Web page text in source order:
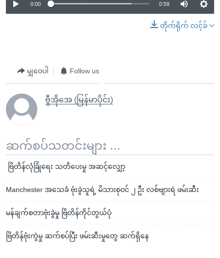
0:00 0:59
တိုက်ရိုက် လင့်ခ်
မျှဝေပါ Follow us
ဗွီအိုအေ (မြန်မာပိုင်း)
ဆက်စပ်သတင်းများ ...
ဗြိတိန်လုံခြုံရေး သတိပေးမှု အဆင့်လျှော့
Manchester အသေခံ ဗုံးခွဲသူရဲ့ မိသားစုဝင် ၂ ဦး လစ်ဗျားရဲ ဖမ်းဆီး
မန်ချက်စတာဗုံးခွဲမှု ဗြိတိန်ကိုင်တွယ်ပုံ
ဗြိတိန်ဗုံးကွဲမှု ဆက်စပ်ပြီး ဖမ်းဆီးမှုတွေ ဆက်ရှိနေ